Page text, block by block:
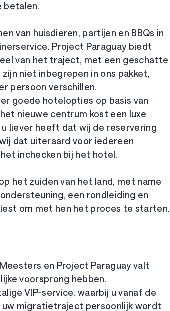
betalen.
van huisdieren, partijen en BBQs in
Project Paraguay biedt
van het traject, met een geschatte
niet inbegrepen in ons pakket,
persoon verschillen.
goede hotelopties op basis van
nieuwe centrum kost een luxe
liever heeft dat wij de reservering
dat uiteraard voor iedereen
inchecken bij het hotel.
het zuiden van het land, met name
een rondleiding en
om met hen het proces te starten.
en Project Paraguay valt
voorsprong hebben.
VIP-service, waarbij u vanaf de
migratietraject persoonlijk wordt